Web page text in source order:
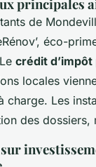
principales
de
éco-
crédit
locales
charge. Les
des dossiers,